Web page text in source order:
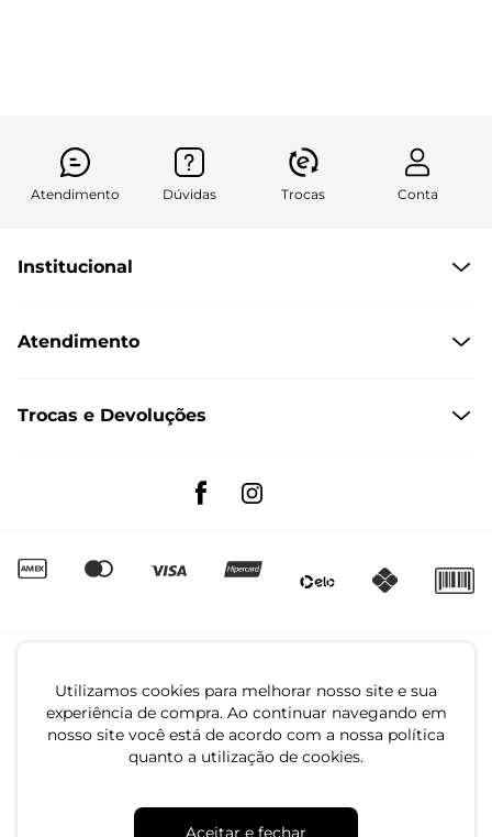
Utilizamos cookies para melhorar nosso site e sua
experiência de compra. Ao continuar navegando em
nosso site você está de acordo com a nossa política
quanto a utilização de cookies.
Aceitar e fechar
Atendimento Dúvidas Trocas Conta
Institucional
Políticas de Privacidade
Formas de Entrega
Regulamento de Promoções
Canal de Denúncias | Ética
Atendimento
Fale conosco pelo WhatsApp
Trocas e Devoluções
CNPJ: 79.233.672/0001-05